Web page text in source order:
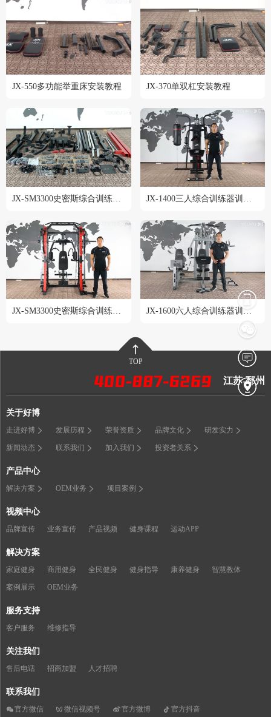
JX-550多功能举重床安装教程 JX-370单双杠安装教程
TOP
江苏-邳州
关于好博
走进好博 发展历程 荣誉资质 品牌文化 研发实力
新闻动态 联系我们 加入我们 投资者关系
产品中心
解决方案 OEM业务 项目案例
视频中心
品牌宣传 业务宣传 产品视频 健身课程 运动APP
解决方案
家庭健身 商用健身 全民健身 健身指导 康养健身 智慧教体
案例展示 OEM业务
服务支持
客户服务 维修指导
关注我们
售后电话 招商加盟 人才招聘
联系我们
官方微信 微信视频号 官方微博 官方抖音